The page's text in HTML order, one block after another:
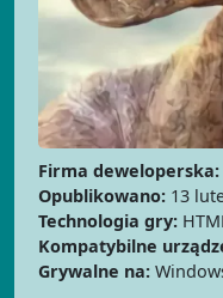
Firma deweloperska:
Opublikowano: 13
Technologia gry:
Kompatybilne
Grywalne na: